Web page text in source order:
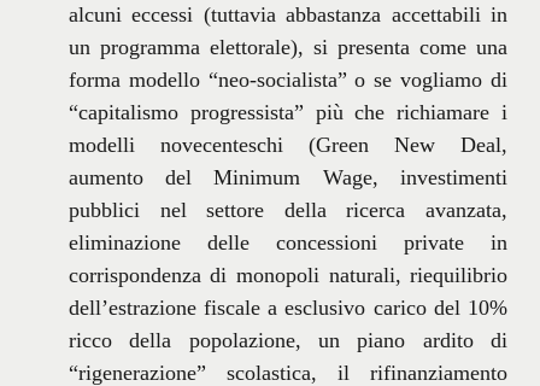
alcuni eccessi (tuttavia abbastanza accettabili in
un programma elettorale), si presenta come una
forma modello “neo-socialista” o se vogliamo di
“capitalismo progressista” più che richiamare i
modelli novecenteschi (Green New Deal,
aumento del Minimum Wage, investimenti
pubblici nel settore della ricerca avanzata,
eliminazione delle concessioni private in
corrispondenza di monopoli naturali, riequilibrio
dell’estrazione fiscale a esclusivo carico del 10%
ricco della popolazione, un piano ardito di
“rigenerazione” scolastica, il rifinanziamento